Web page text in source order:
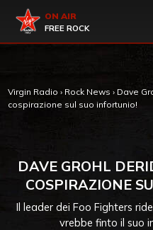
Virgin Radio
ON AIR
FREE ROCK
Virgin Radio › Rock News › Dave
cospirazione sul suo infortunio!
DAVE GROHL
COSPIRAZIONE
Il leader dei Foo Fighters
vrebbe finto il suo